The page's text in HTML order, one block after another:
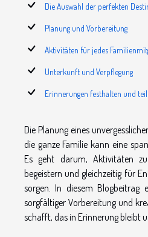
Die Auswahl der perfekten
Planung und Vorbereitung
Aktivitäten für jedes
Unterkunft und Verpflegung
Erinnerungen festhalten und
Die Planung eines
die ganze Familie kann eine
Es geht darum, Aktivitäten
begeistern und gleichzeitig für
sorgen. In diesem
sorgfältiger Vorbereitung und
schafft, das in Erinnerung bleibt